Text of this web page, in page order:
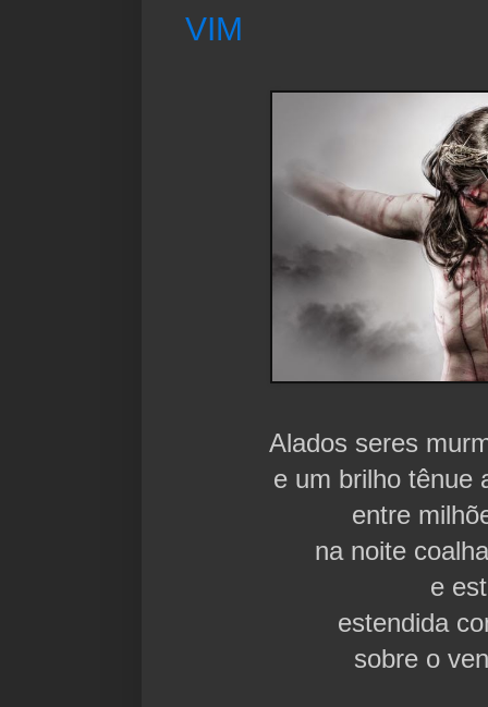
VIM
Alados seres
e um brilho tênue
entre
na noite
e
estendida
sobre o